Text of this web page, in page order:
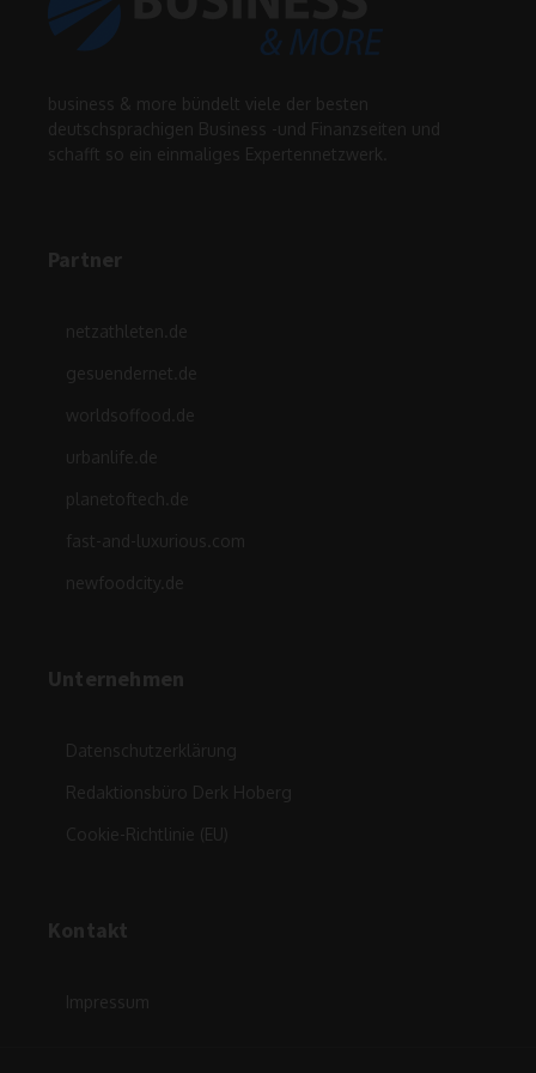
business & more bündelt viele der besten
deutschsprachigen Business -und Finanzseiten und
schafft so ein einmaliges Expertennetzwerk.
Partner
netzathleten.de
gesuendernet.de
worldsoffood.de
urbanlife.de
planetoftech.de
fast-and-luxurious.com
newfoodcity.de
Unternehmen
Datenschutzerklärung
Redaktionsbüro Derk Hoberg
Cookie-Richtlinie (EU)
Kontakt
Impressum